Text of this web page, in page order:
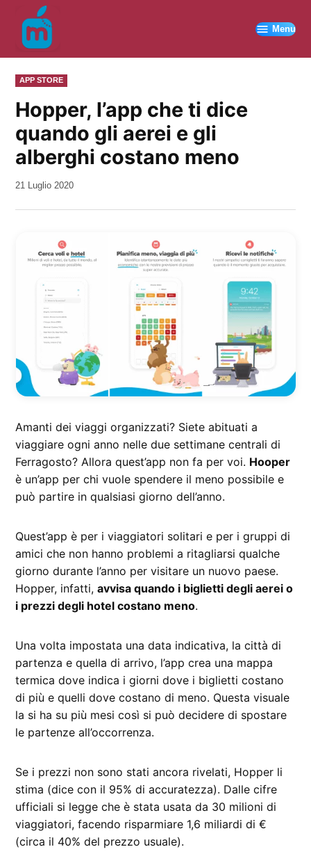
contenuto
Menu
PUBBLICATO
IN
APP STORE
Hopper, l’app che ti dice
quando gli aerei e gli
alberghi costano meno
da
21 Luglio 2020
Amanti dei viaggi organizzati? Siete abituati a
viaggiare ogni anno nelle due settimane centrali di
Ferragosto? Allora quest’app non fa per voi. Hooper
è un’app per chi vuole spendere il meno possibile e
può partire in qualsiasi giorno dell’anno.
Quest’app è per i viaggiatori solitari e per i gruppi di
amici che non hanno problemi a ritagliarsi qualche
giorno durante l’anno per visitare un nuovo paese.
Hopper, infatti,avvisa quando i biglietti degli aerei o
i prezzi degli hotel costano meno.
Una volta impostata una data indicativa, la città di
partenza e quella di arrivo, l’app crea una mappa
termica dove indica i giorni dove i biglietti costano
di più e quelli dove costano di meno. Questa visuale
la si ha su più mesi così si può decidere di spostare
le partenze all’occorrenza.
Se i prezzi non sono stati ancora rivelati, Hopper li
stima (dice con il 95% di accuratezza). Dalle cifre
ufficiali si legge che è stata usata da 30 milioni di
viaggiatori, facendo risparmiare 1,6 miliardi di €
(circa il 40% del prezzo usuale).